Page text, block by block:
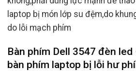
laptop bị món lớp su đệm,do
do lỗi mạch phím
Bàn phím Dell 3547 đèn
bàn phím laptop bị lỗi hư